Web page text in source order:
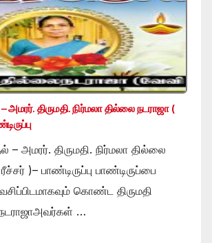
திருமதி. நிர்மலா தில்லை நடராஜா (
அமரர். திருமதி. நிர்மலா தில்லை
)– பாண்டிருப்பு பாண்டிருப்பை
வசிப்பிடமாகவும் கொண்ட திருமதி
…